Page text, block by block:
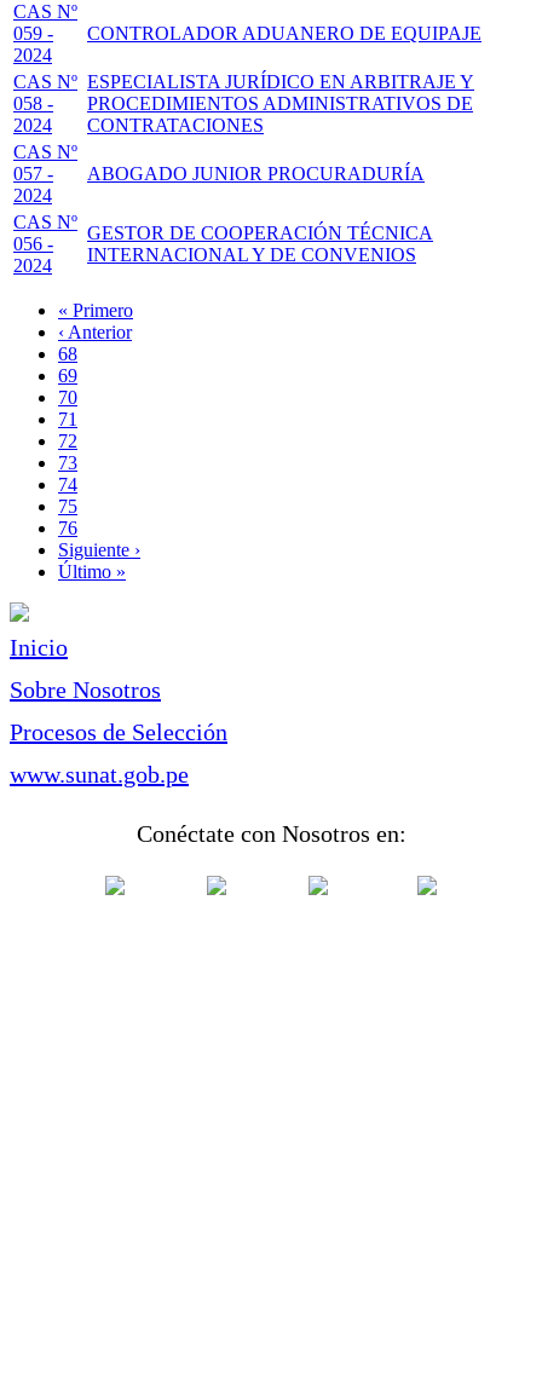
CAS Nº
059 -
2024
CONTROLADOR ADUANERO DE EQUIPAJE
CAS Nº
058 -
2024
ESPECIALISTA JURÍDICO EN ARBITRAJE Y
PROCEDIMIENTOS ADMINISTRATIVOS DE
CONTRATACIONES
CAS Nº
057 -
2024
ABOGADO JUNIOR PROCURADURÍA
CAS Nº
056 -
2024
GESTOR DE COOPERACIÓN TÉCNICA
INTERNACIONAL Y DE CONVENIOS
Paginación
Primera
página
« Primero
Página
anterior
‹ Anterior
Page
68
Page
69
Page
70
Page
71
Página
actual
72
Page
73
Page
74
Page
75
Page
76
Siguiente
página
Siguiente ›
Última
Último »
Inicio
Sobre Nosotros
Procesos de Selección
www.sunat.gob.pe
Conéctate con Nosotros en: